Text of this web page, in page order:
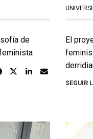
de
El
SEGUIR